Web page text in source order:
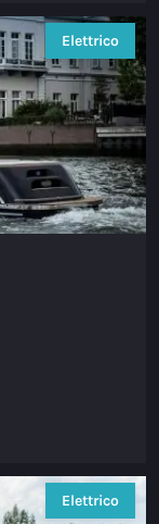
Elettrico
Elettrico